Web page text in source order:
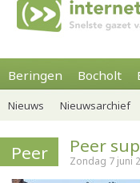
Beringen Bocholt
Nieuws Nieuwsarchief
Peer Peer
Zondag 7 juni